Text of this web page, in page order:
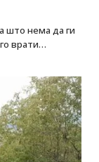
што нема да ги
врати…